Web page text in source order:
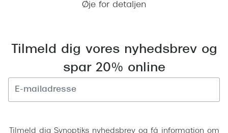
Øje for detaljen
Tilmeld dig vores nyhedsbrev og
spar 20% online
Tilmeld dig Synoptiks nyhedsbrev og få information om